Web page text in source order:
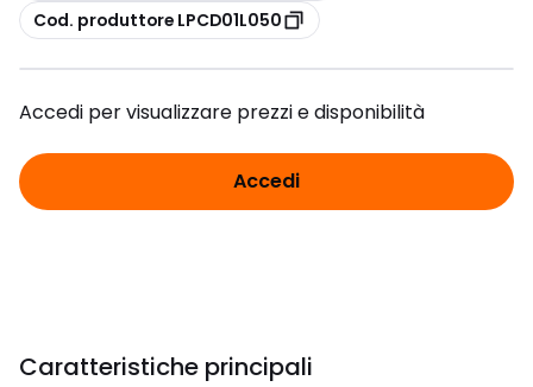
copia
Cod. produttore LPCD01L050
Accedi per visualizzare prezzi e disponibilità
Accedi
Caratteristiche principali